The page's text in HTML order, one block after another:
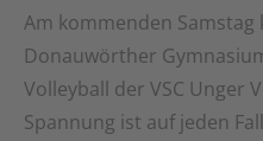
Am kommenden Samstag
Donauwörther
Volleyball der VSC Unger
Spannung ist auf jeden